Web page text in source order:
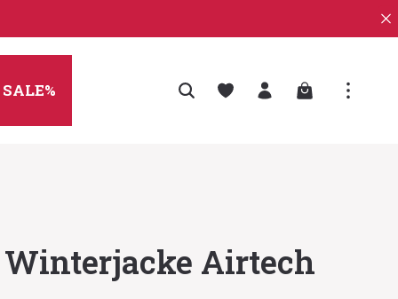
SALE% Warenkorb
Winterjacke Airtech